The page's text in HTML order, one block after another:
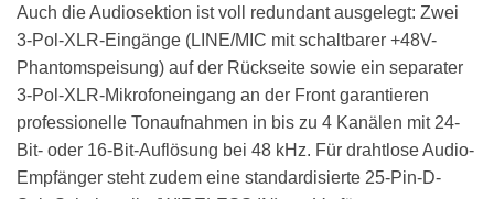
Auch die Audiosektion ist voll redundant ausgelegt: Zwei
3-Pol-XLR-Eingänge (LINE/MIC mit schaltbarer +48V-
Phantomspeisung) auf der Rückseite sowie ein separater
3-Pol-XLR-Mikrofoneingang an der Front garantieren
professionelle Tonaufnahmen in bis zu 4 Kanälen mit 24-
Bit- oder 16-Bit-Auflösung bei 48 kHz. Für drahtlose Audio-
Empfänger steht zudem eine standardisierte 25-Pin-D-